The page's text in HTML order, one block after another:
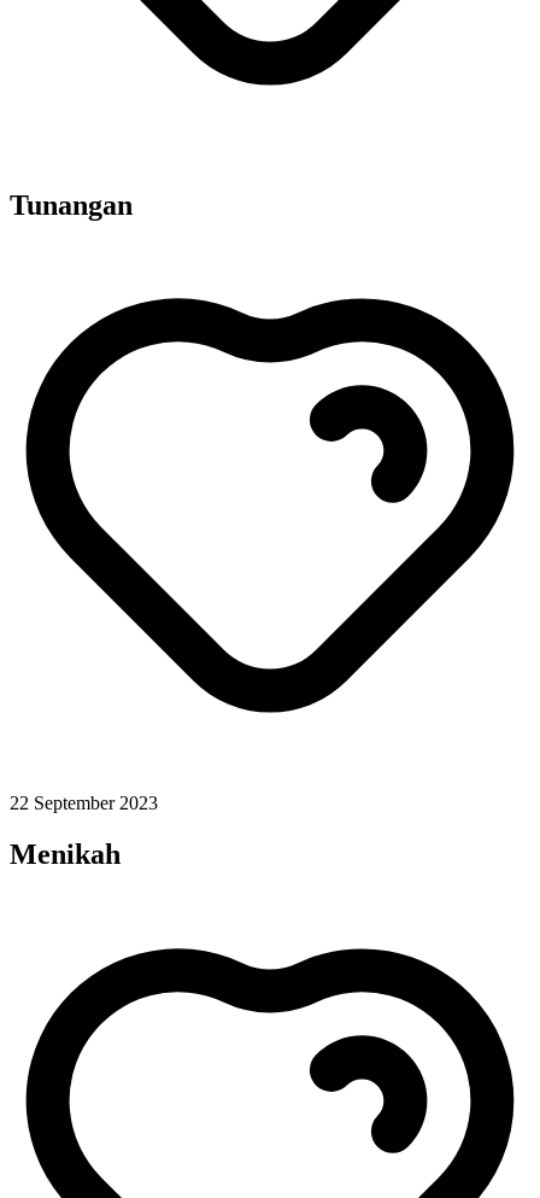
Tunangan
22 September 2023
Menikah